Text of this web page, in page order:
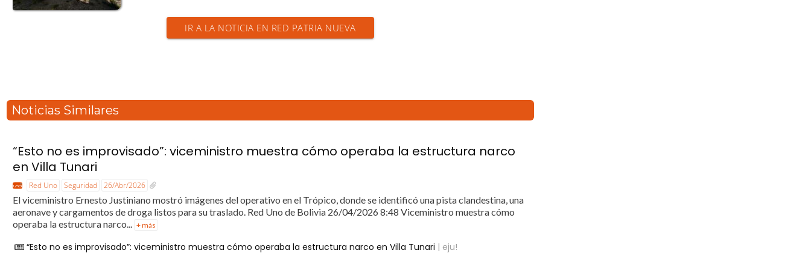
IR A LA NOTICIA EN RED PATRIA NUEVA
Noticias Similares
“Esto no es improvisado”: viceministro muestra cómo operaba la estructura narco
en Villa Tunari
Red Uno Seguridad 26/Abr/2026
El viceministro Ernesto Justiniano mostró imágenes del operativo en el Trópico, donde se identificó una pista clandestina, una
aeronave y cargamentos de droga listos para su traslado. Red Uno de Bolivia 26/04/2026 8:48 Viceministro muestra cómo
operaba la estructura narco...
+ más
“Esto no es improvisado”: viceministro muestra cómo operaba la estructura narco en Villa Tunari | eju!